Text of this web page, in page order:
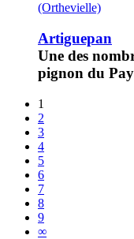
(Orthevielle)
Artiguepan
Une des
pignon du
1
2
3
4
5
6
7
8
9
∞